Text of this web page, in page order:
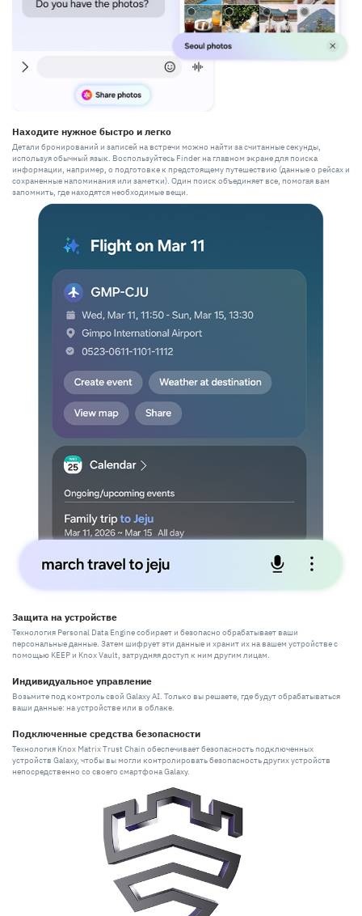
Находите нужное быстро и легко
Детали бронирований и записей на встречи можно найти за считанные секунды,
используя обычный язык. Воспользуйтесь Finder на главном экране для поиска
информации, например, о подготовке к предстоящему путешествию (данные о рейсах и
сохраненные напоминания или заметки). Один поиск объединяет все, помогая вам
запомнить, где находятся необходимые вещи.
Защита на устройстве
Технология Personal Data Engine собирает и безопасно обрабатывает ваши
персональные данные. Затем шифрует эти данные и хранит их на вашем устройстве с
помощью KEEP и Knox Vault, затрудняя доступ к ним другим лицам.
Индивидуальное управление
Возьмите под контроль свой Galaxy AI. Только вы решаете, где будут обрабатываться
ваши данные: на устройстве или в облаке.
Подключенные средства безопасности
Технология Knox Matrix Trust Chain обеспечивает безопасность подключенных
устройств Galaxy, чтобы вы могли контролировать безопасность других устройств
непосредственно со своего смартфона Galaxy.